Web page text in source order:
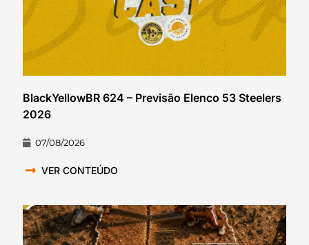
BlackYellowBR 624 – Previsão Elenco 53 Steelers
2026
07/08/2026
VER CONTEÚDO